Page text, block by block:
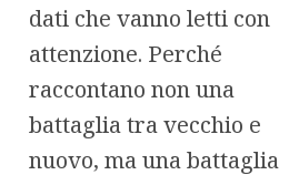
dati che vanno letti con
attenzione. Perché
raccontano non una
battaglia tra vecchio e
nuovo, ma una battaglia